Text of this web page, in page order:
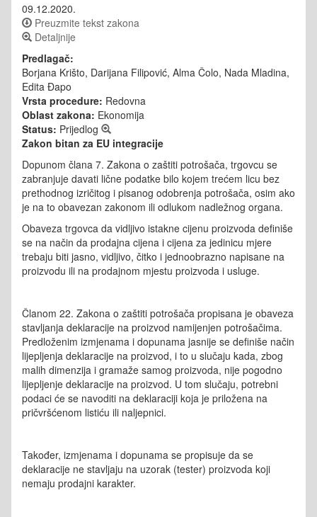
09.12.2020.
Preuzmite tekst zakona
Detaljnije
Predlagač:
Borjana Krišto, Darijana Filipović, Alma Čolo, Nada Mladina,
Edita Đapo
Vrsta procedure: Redovna
Oblast zakona: Ekonomija
Status: Prijedlog
Zakon bitan za EU integracije
Dopunom člana 7. Zakona o zaštiti potrošača, trgovcu se
zabranjuje davati lične podatke bilo kojem trećem licu bez
prethodnog izričitog i pisanog odobrenja potrošača, osim ako
je na to obavezan zakonom ili odlukom nadležnog organa.
Obaveza trgovca da vidljivo istakne cijenu proizvoda definiše
se na način da prodajna cijena i cijena za jedinicu mjere
trebaju biti jasno, vidljivo, čitko i jednoobrazno napisane na
proizvodu ili na prodajnom mjestu proizvoda i usluge.
Članom 22. Zakona o zaštiti potrošača propisana je obaveza
stavljanja deklaracije na proizvod namijenjen potrošačima.
Predloženim izmjenama i dopunama jasnije se definiše način
lijepljenja deklaracije na proizvod, i to u slučaju kada, zbog
malih dimenzija i gramaže samog proizvoda, nije pogodno
lijepljenje deklaracije na proizvod. U tom slučaju, potrebni
podaci će se navoditi na deklaraciji koja je priložena na
pričvršćenom listiću ili naljepnici.
Također, izmjenama i dopunama se propisuje da se
deklaracije ne stavljaju na uzorak (tester) proizvoda koji
nemaju prodajni karakter.